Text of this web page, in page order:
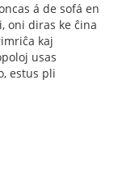
á de sofá en
oni diras ke ĉina
kaj
usas
estus pli